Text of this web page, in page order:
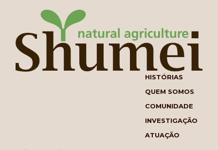
HISTÓRIAS
QUEM SOMOS
COMUNIDADE
INVESTIGAÇÃO
ATUAÇÃO